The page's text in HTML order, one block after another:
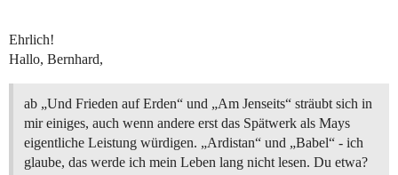
Ehrlich!
Hallo, Bernhard,
ab „Und Frieden auf Erden“ und „Am Jenseits“ sträubt sich in
mir einiges, auch wenn andere erst das Spätwerk als Mays
eigentliche Leistung würdigen. „Ardistan“ und „Babel“ - ich
glaube, das werde ich mein Leben lang nicht lesen. Du etwa?